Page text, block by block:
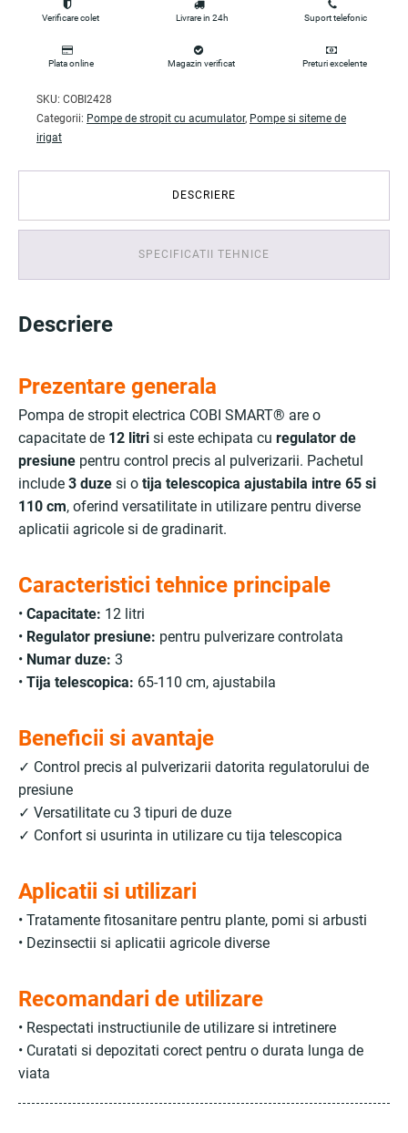
Verificare colet Livrare in 24h Suport telefonic
Plata online Magazin verificat Preturi excelente
SKU: COBI2428
Categorii: Pompe de stropit cu acumulator, Pompe si siteme de
irigat
DESCRIERE
SPECIFICATII TEHNICE
Descriere
Prezentare generala
Pompa de stropit electrica COBI SMART® are o
capacitate de 12 litri si este echipata cu regulator de
presiune pentru control precis al pulverizarii. Pachetul
include 3 duze si o tija telescopica ajustabila intre 65 si
110 cm, oferind versatilitate in utilizare pentru diverse
aplicatii agricole si de gradinarit.
Caracteristici tehnice principale
• Capacitate: 12 litri
• Regulator presiune: pentru pulverizare controlata
• Numar duze: 3
• Tija telescopica: 65-110 cm, ajustabila
Beneficii si avantaje
✓ Control precis al pulverizarii datorita regulatorului de
presiune
✓ Versatilitate cu 3 tipuri de duze
✓ Confort si usurinta in utilizare cu tija telescopica
Aplicatii si utilizari
• Tratamente fitosanitare pentru plante, pomi si arbusti
• Dezinsectii si aplicatii agricole diverse
Recomandari de utilizare
• Respectati instructiunile de utilizare si intretinere
• Curatati si depozitati corect pentru o durata lunga de
viata